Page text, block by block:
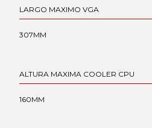
LARGO MAXIMO VGA
307MM
ALTURA MAXIMA COOLER CPU
160MM